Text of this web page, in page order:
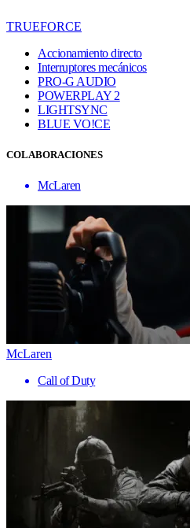
TRUEFORCE
Accionamiento directo
Interruptores mecánicos
PRO-G AUDIO
POWERPLAY 2
LIGHTSYNC
BLUE VO!CE
COLABORACIONES
McLaren
McLaren
Call of Duty